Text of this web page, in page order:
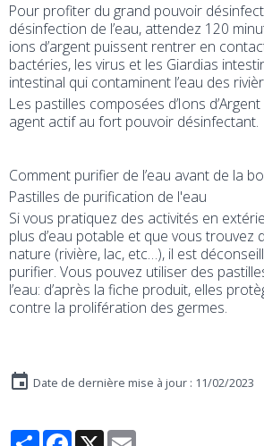
Pour profiter du grand pouvoir
désinfection de l’eau, attendez 120
ions d’argent puissent rentrer en
bactéries, les virus et les Giardias
intestinal qui contaminent l’eau des
Les pastilles composées d’Ions
agent actif au fort pouvoir désinfectant.
Comment purifier de l’eau avant de la
Pastilles de purification de l'eau
Si vous pratiquez des activités en
plus d’eau potable et que vous trouvez
nature (rivière, lac, etc…), il est
purifier. Vous pouvez utiliser des
l’eau: d’après la fiche produit, elles
contre la prolifération des germes.
Date de dernière mise à jour : 11/02/2023
PartagerFacebook
X